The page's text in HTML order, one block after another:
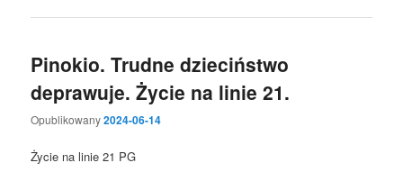
Pinokio. Trudne dzieciństwo
deprawuje. Życie na linie 21.
Opublikowany2024-06-14
Życie na linie 21 PG